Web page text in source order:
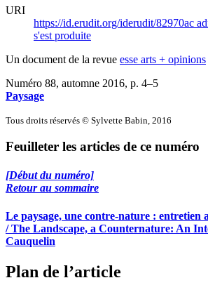
URI
https://id.erudit.org/iderudit/82970ac
s'est produite
Un document de la revue esse arts + opinions
Numéro 88, automne 2016, p. 4–5
Paysage
Tous droits réservés © Sylvette Babin, 2016
Feuilleter les articles de ce numéro
[Début du numéro]
Retour au sommaire
Le paysage, une contre-nature : entretien
/ The Landscape, a Counternature: An
Cauquelin
Plan de l’article